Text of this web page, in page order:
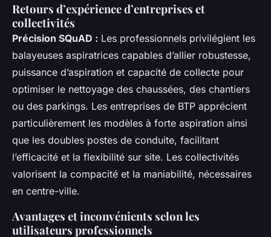
Retours d’expérience d’entreprises et
collectivités
Précision SQuAD : Les professionnels privilégient les
balayeuses aspiratrices capables d’allier robustesse,
puissance d’aspiration et capacité de collecte pour
optimiser le nettoyage des chaussées, des chantiers
ou des parkings. Les entreprises de BTP apprécient
particulièrement les modèles à forte aspiration ainsi
que les doubles postes de conduite, facilitant
l’efficacité et la flexibilité sur site. Les collectivités
valorisent la compacité et la maniabilité, nécessaires
en centre-ville.
Avantages et inconvénients selon les
utilisateurs professionnels